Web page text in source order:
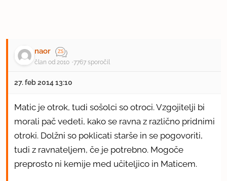
naor
član od 2010 7767 sporočil
27. feb 2014 13:10
Matic je otrok, tudi sošolci so otroci. Vzgojitelji bi
morali pač vedeti, kako se ravna z različno pridnimi
otroki. Dolžni so poklicati starše in se pogovoriti,
tudi z ravnateljem, če je potrebno. Mogoče
preprosto ni kemije med učiteljico in Maticem.